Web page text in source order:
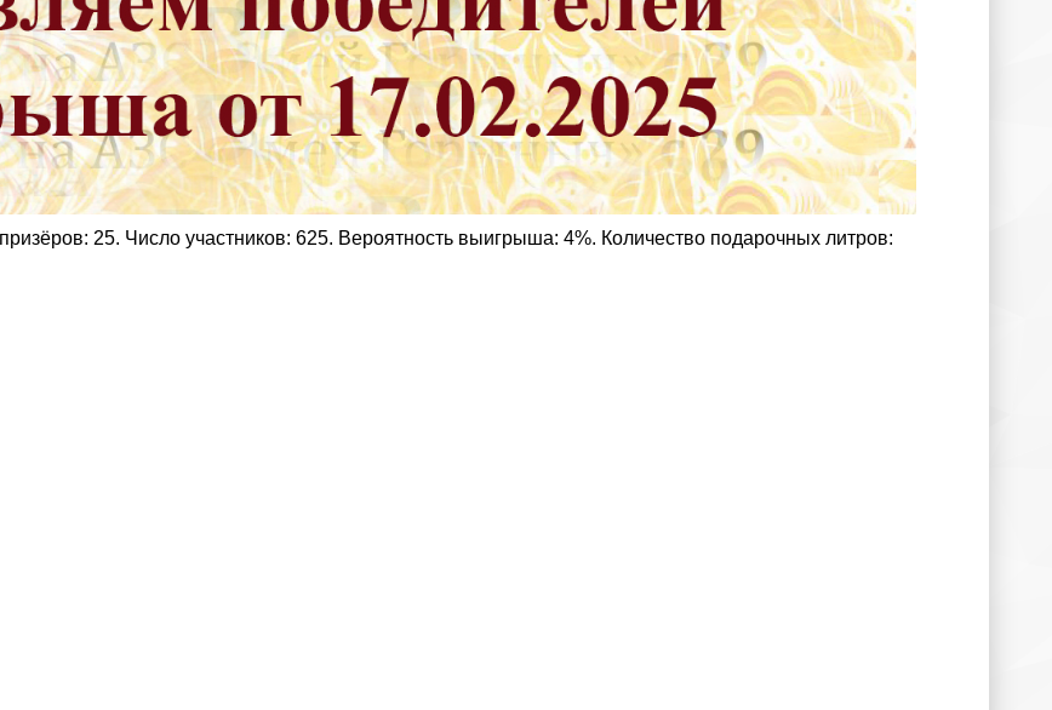
25. Число участников: 625. Вероятность выигрыша: 4%. Количество подарочных литров: